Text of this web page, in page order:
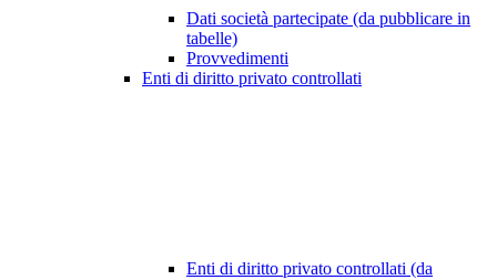
Dati società partecipate (da pubblicare in
tabelle)
Provvedimenti
Enti di diritto privato controllati
Enti di diritto privato controllati (da